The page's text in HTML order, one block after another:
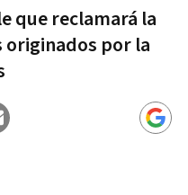
que reclamará la
originados por la